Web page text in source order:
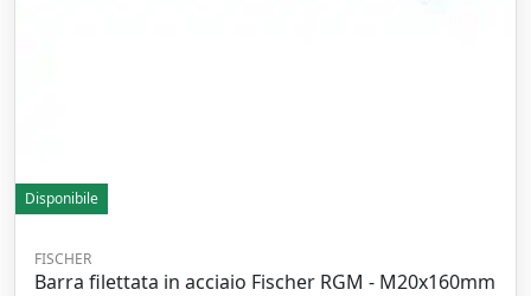
Disponibile
FISCHER
Barra filettata in acciaio Fischer RGM - M20x160mm